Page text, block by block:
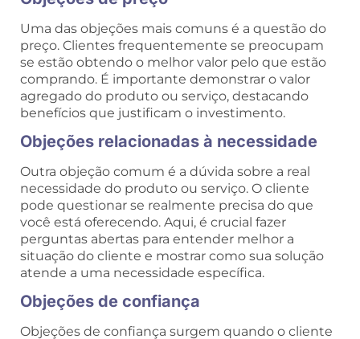
Uma das objeções mais comuns é a questão do
preço. Clientes frequentemente se preocupam
se estão obtendo o melhor valor pelo que estão
comprando. É importante demonstrar o valor
agregado do produto ou serviço, destacando
benefícios que justificam o investimento.
Objeções relacionadas à necessidade
Outra objeção comum é a dúvida sobre a real
necessidade do produto ou serviço. O cliente
pode questionar se realmente precisa do que
você está oferecendo. Aqui, é crucial fazer
perguntas abertas para entender melhor a
situação do cliente e mostrar como sua solução
atende a uma necessidade específica.
Objeções de confiança
Objeções de confiança surgem quando o cliente